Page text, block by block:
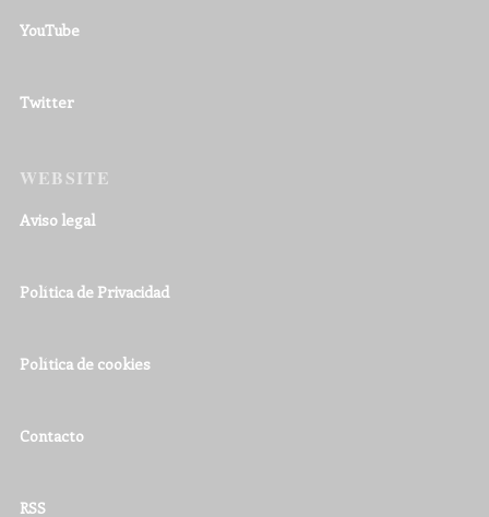
YouTube
Twitter
WEBSITE
Aviso legal
Política de Privacidad
Política de cookies
Contacto
RSS